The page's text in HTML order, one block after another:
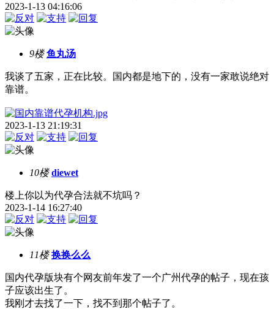
2023-1-13 04:16:06
9楼 鱼丸汤
我谈了五家，正在比较。国内都是地下的，没有一家敢说绝对
靠谱。
2023-1-13 21:19:31
10楼 diewet
楼上你以为代孕合法就不坑吗？
2023-1-14 16:27:40
11楼 换换么么
国内代孕版块有个网友前年发了一个广州代孕的帖子，现在孩
子应该出生了。
我刚才去找了一下，找不到那个帖子了。